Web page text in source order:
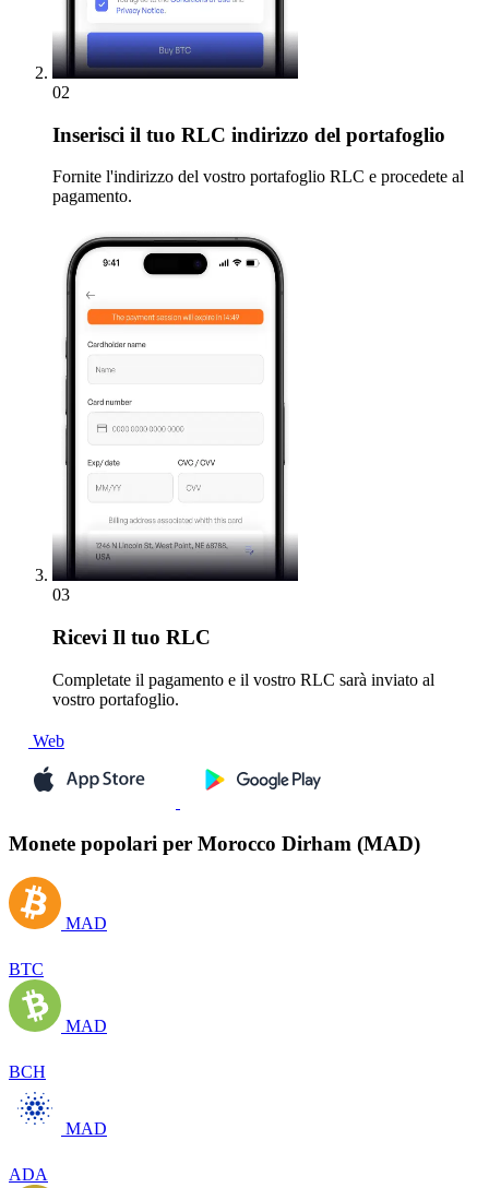
02
Inserisci il tuo RLC indirizzo del portafoglio
Fornite l'indirizzo del vostro portafoglio RLC e procedete al
pagamento.
03
Ricevi Il tuo RLC
Completate il pagamento e il vostro RLC sarà inviato al
vostro portafoglio.
Web
Monete popolari per Morocco Dirham (MAD)
MAD
BTC
MAD
BCH
MAD
ADA